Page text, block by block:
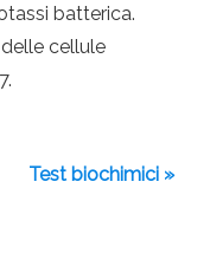
batterica.
cellule
Test biochimici »